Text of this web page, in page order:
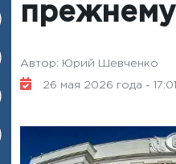
прежнему
Автор: Юрий Шевченко
26 мая 2026 года - 17:01